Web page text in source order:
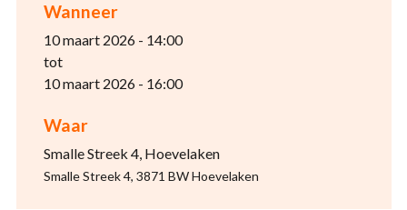
Wanneer
10 maart 2026 - 14:00
tot
10 maart 2026 - 16:00
Waar
Smalle Streek 4, Hoevelaken
Smalle Streek 4, 3871 BW Hoevelaken